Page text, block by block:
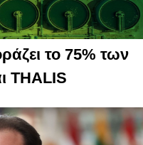
το 75% των
THALIS